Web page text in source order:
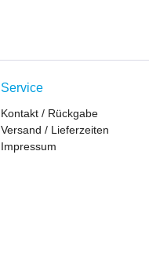
Service
Kontakt / Rückgabe
Versand / Lieferzeiten
Impressum